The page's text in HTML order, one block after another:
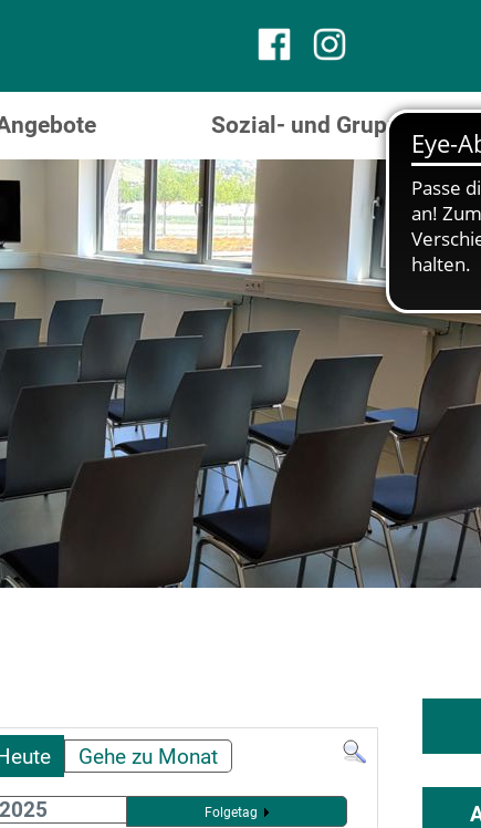
Sozial- und Gruppenräume
Gehe zu Monat
Folgetag